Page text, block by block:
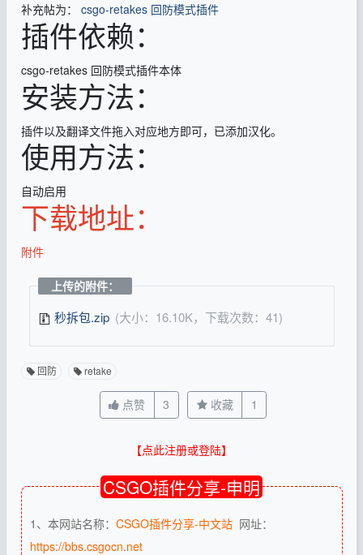
补充帖为：
csgo-retakes 回防模式插件
插件依赖：
csgo-retakes 回防模式插件本体
安装方法：
插件以及翻译文件拖入对应地方即可，已添加汉化。
使用方法：
自动启用
下载地址：
附件
上传的附件：
秒拆包.zip (大小：16.10K，下载次数：41)
回防 retake
点赞 3 收藏 1
【点此注册或登陆】
CSGO插件分享-申明
1、本网站名称： CSGO插件分享-中文站网址：
https://bbs.csgocn.net